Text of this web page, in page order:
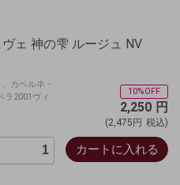
ェ 神の雫 ルージュ NV
カベルネ・
ラ2001ヴィ
10%OFF
2,250 円
(2,475円 税込)
カートに入れる